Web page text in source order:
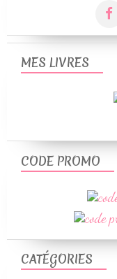
CATÉGORIES
MES LIVRES
CODE PROMO